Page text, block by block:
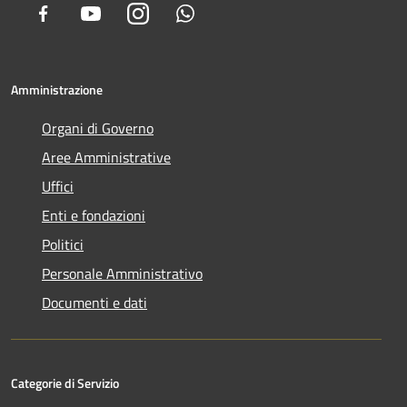
Facebook YoutubeInstagram
Amministrazione
Organi di Governo
Aree Amministrative
Uffici
Enti e fondazioni
Politici
Personale Amministrativo
Documenti e dati
Categorie di Servizio